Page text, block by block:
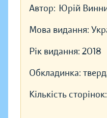
Автор: Юрій
Мова видання:
Рік видання: 2018
Обкладинка:
Кількість сторінок: